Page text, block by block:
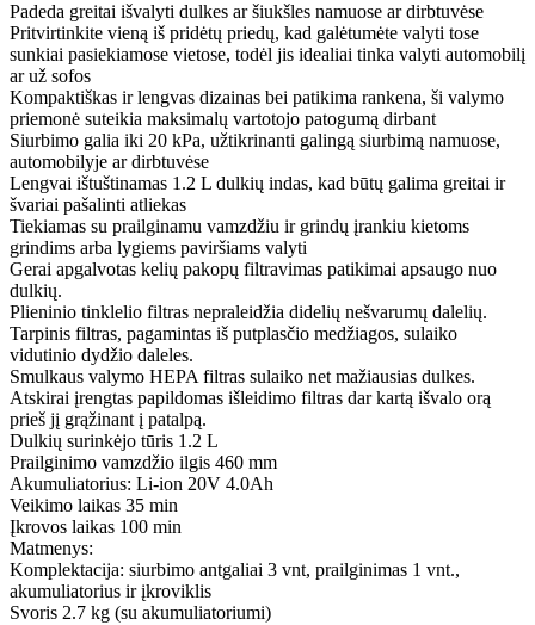
Padeda greitai išvalyti dulkes ar šiukšles namuose ar dirbtuvėse
Pritvirtinkite vieną iš pridėtų priedų, kad galėtumėte valyti tose
sunkiai pasiekiamose vietose, todėl jis idealiai tinka valyti automobilį
ar už sofos
Kompaktiškas ir lengvas dizainas bei patikima rankena, ši valymo
priemonė suteikia maksimalų vartotojo patogumą dirbant
Siurbimo galia iki 20 kPa, užtikrinanti galingą siurbimą namuose,
automobilyje ar dirbtuvėse
Lengvai ištuštinamas 1.2 L dulkių indas, kad būtų galima greitai ir
švariai pašalinti atliekas
Tiekiamas su prailginamu vamzdžiu ir grindų įrankiu kietoms
grindims arba lygiems paviršiams valyti
Gerai apgalvotas kelių pakopų filtravimas patikimai apsaugo nuo
dulkių.
Plieninio tinklelio filtras nepraleidžia didelių nešvarumų dalelių.
Tarpinis filtras, pagamintas iš putplasčio medžiagos, sulaiko
vidutinio dydžio daleles.
Smulkaus valymo HEPA filtras sulaiko net mažiausias dulkes.
Atskirai įrengtas papildomas išleidimo filtras dar kartą išvalo orą
prieš jį grąžinant į patalpą.
Dulkių surinkėjo tūris 1.2 L
Prailginimo vamzdžio ilgis 460 mm
Akumuliatorius: Li-ion 20V 4.0Ah
Veikimo laikas 35 min
Įkrovos laikas 100 min
Matmenys:
Komplektacija: siurbimo antgaliai 3 vnt, prailginimas 1 vnt.,
akumuliatorius ir įkroviklis
Svoris 2.7 kg (su akumuliatoriumi)